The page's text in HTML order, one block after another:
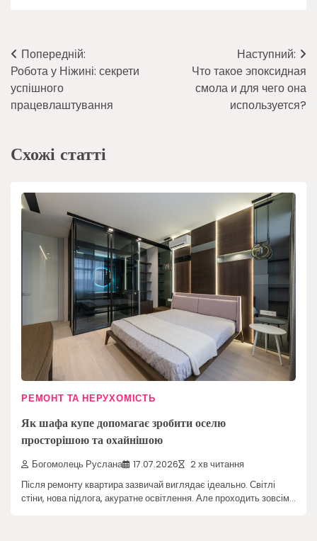
Навігація
записів
Попередній:
Робота у Ніжині: секрети
успішного
працевлаштування
Наступний:
Что такое эпоксидная
смола и для чего она
используется?
Схожі статті
РЕМОНТ ТА НЕРУХОМІСТЬ
Як шафа купе допомагає зробити оселю
просторішою та охайнішою
Богомолець Руслана 17.07.2026 2 хв читання
Після ремонту квартира зазвичай виглядає ідеально. Світлі
стіни, нова підлога, акуратне освітлення. Але проходить зовсім…